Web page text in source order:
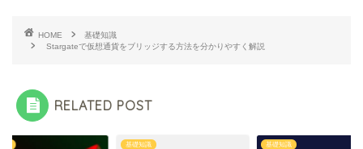
HOME
基礎知識
Stargateで仮想通貨をブリッジする方法を分かりやすく解説
RELATED POST
基礎知識 基礎知識